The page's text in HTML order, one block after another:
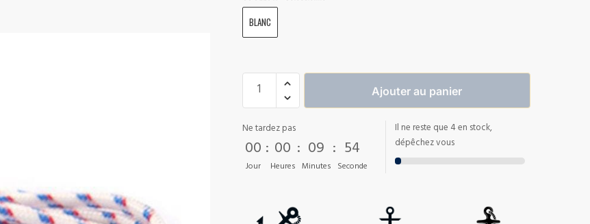
BLANC
Ajouter au panier
Ne tardez pas
00
Jour
: 00
Heures
: 09
Minutes
: 53
Seconde
Il ne reste que 4 en stock,
dépêchez vous